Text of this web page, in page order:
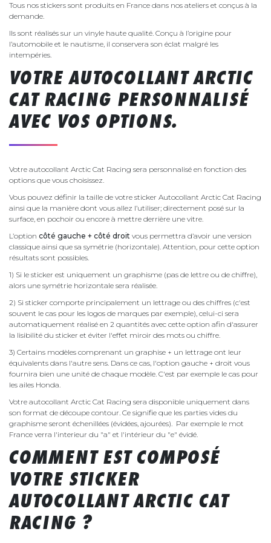
Tous nos stickers sont produits en France dans nos ateliers et conçus à la
demande.
Ils sont réalisés sur un vinyle haute qualité. Conçu à l’origine pour
l’automobile et le nautisme, il conservera son éclat malgré les
intempéries.
VOTRE AUTOCOLLANT ARCTIC
CAT RACING PERSONNALISÉ
AVEC VOS OPTIONS.
Votre autocollant Arctic Cat Racing sera personnalisé en fonction des
options que vous choisissez.
Vous pouvez définir la taille de votre sticker Autocollant Arctic Cat Racing
ainsi que la manière dont vous allez l’utiliser; directement posé sur la
surface, en pochoir ou encore à mettre derrière une vitre.
L’option côté gauche + côté droit vous permettra d’avoir une version
classique ainsi que sa symétrie (horizontale). Attention, pour cette option
résultats sont possibles.
1) Si le sticker est uniquement un graphisme (pas de lettre ou de chiffre),
alors une symétrie horizontale sera réalisée.
2) Si sticker comporte principalement un lettrage ou des chiffres (c'est
souvent le cas pour les logos de marques par exemple), celui-ci sera
automatiquement réalisé en 2 quantités avec cette option afin d'assurer
la lisibilité du sticker et éviter l'effet miroir des mots ou chiffre.
3) Certains modèles comprenant un graphise + un lettrage ont leur
équivalents dans l'autre sens. Dans ce cas, l'option gauche + droit vous
fournira bien une unité de chaque modèle. C'est par exemple le cas pour
les ailes Honda.
Votre autocollant Arctic Cat Racing sera disponible uniquement dans
son format de découpe contour. Ce signifie que les parties vides du
graphisme seront échenillées (évidées, ajourées). Par exemple le mot
France verra l'interieur du "a" et l'intérieur du "e" évidé.
COMMENT EST COMPOSÉ
VOTRE STICKER
AUTOCOLLANT ARCTIC CAT
RACING ?